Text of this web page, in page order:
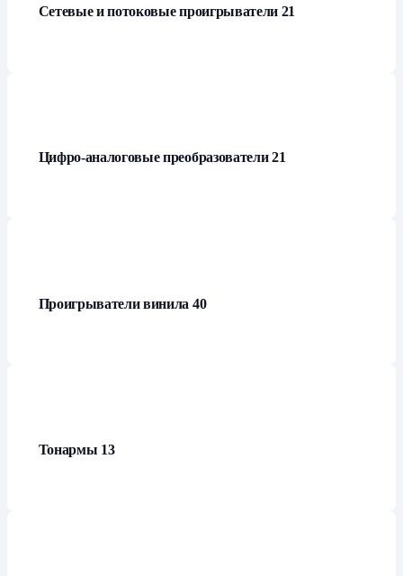
Сетевые и потоковые проигрыватели 21
Цифро-аналоговые преобразователи21
Проигрыватели винила 40
Тонармы 13